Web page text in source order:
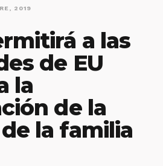
2019
a las
de EU
la
de la
la familia